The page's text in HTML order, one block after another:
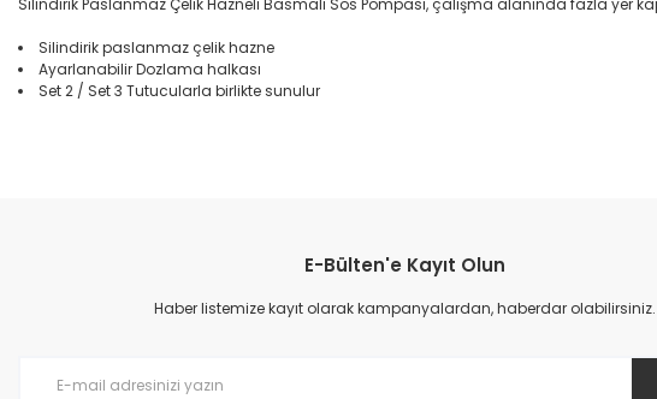
Silindirik paslanmaz çelik hazne
Ayarlanabilir Dozlama halkası
Set 2 / Set 3 Tutucularla birlikte sunulur
Ürün resmi kalitesiz, bozuk veya görüntülenemiyor.
Ürün açıklamasında eksik bilgiler bulunuyor.
E-Bülten'e Kayıt Olun
Haber listemize kayıt olarak kampanyalardan, haberdar olabilirsiniz.